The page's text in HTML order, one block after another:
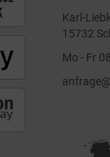
Karl-
15732
Mo - Fr